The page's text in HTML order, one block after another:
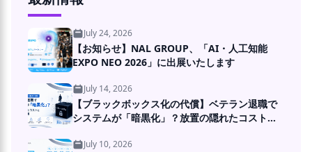
July 24, 2026
【お知らせ】NAL GROUP、「AI・人工知能
EXPO NEO 2026」に出展いたします
July 14, 2026
【ブラックボックス化の代償】ベテラン退職で
システムが「暗黒化」？放置の隠れたコストと
July 10, 2026